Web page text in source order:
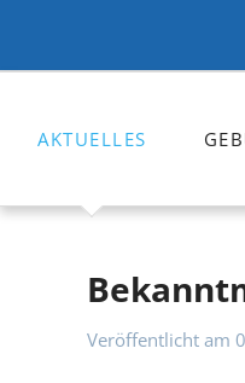
AKTUELLES
Pressemitteilungen
Veröffentlicht am